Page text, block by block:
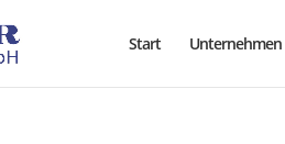
Start Unternehmen